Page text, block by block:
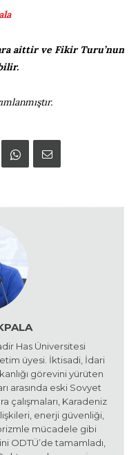
aittir ve Fikir Turu’nun
Has Üniversitesi
üyesi. İktisadi, İdari
görevini yürüten
arasında eski Sovyet
çalışmaları, Karadeniz
enerji güvenliği,
mücadele gibi
ODTÜ’de tamamladı,